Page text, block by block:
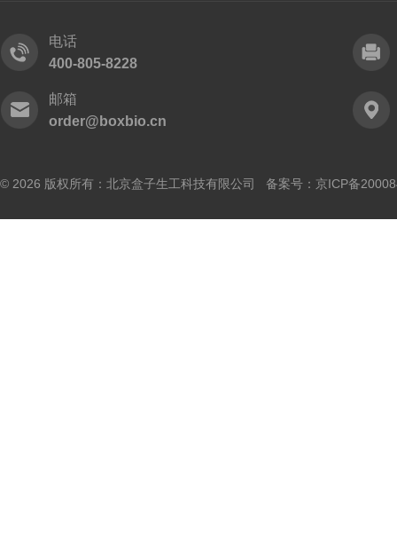
电话
400-805-8228
邮箱
order@boxbio.cn
© 2026 版权所有：北京盒子生工科技有限公司 备案号： 京ICP备